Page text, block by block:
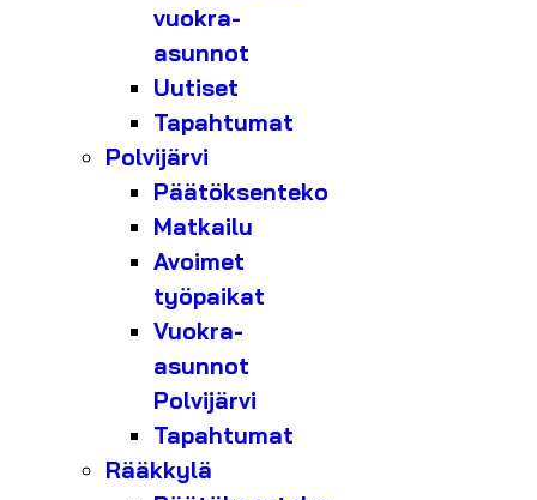
vuokra-
asunnot
Uutiset
Tapahtumat
Polvijärvi
Päätöksenteko
Matkailu
Avoimet
työpaikat
Vuokra-
asunnot
Polvijärvi
Tapahtumat
Rääkkylä